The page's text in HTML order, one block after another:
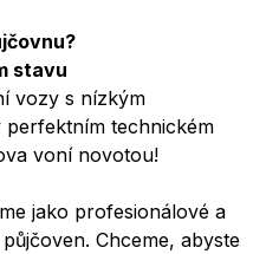
stavu
vozy s nízkým
perfektním technickém
voní novotou!
jako profesionálové a
Chceme, abyste